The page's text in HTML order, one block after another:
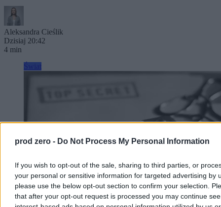
prod zero - Do Not Process My Personal Information
If you wish to opt-out of the sale, sharing to third parties, or
your personal or sensitive information for targeted advertising by
please use the below opt-out section to confirm your selection.
that after your opt-out request is processed you may continue
Aleksandra Cieślik
Dzisiaj 20:42
4 min